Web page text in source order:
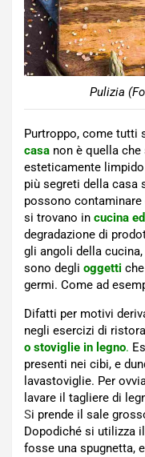
Pulizia
Purtroppo, come tutti
casa non è quella
esteticamente
più segreti della casa
possono
si trovano in cucina
degradazione di
gli angoli della
sono degli oggetti
germi. Come ad
Difatti per motivi
negli esercizi di
o stoviglie in legno.
presenti nei cibi, e
lavastoviglie. Per
lavare il tagliere di
Si prende il sale
Dopodiché si utilizza
fosse una spugnetta,